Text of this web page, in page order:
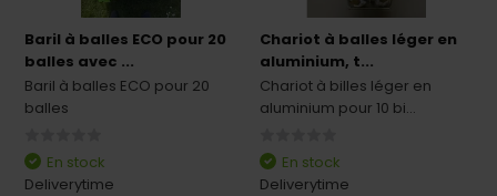
Baril à balles ECO pour 20
balles avec ...
Baril à balles ECO pour 20
balles
En stock
Deliverytime
Chariot à balles léger en
aluminium, t...
Chariot à billes léger en
aluminium pour 10 bi...
En stock
Deliverytime